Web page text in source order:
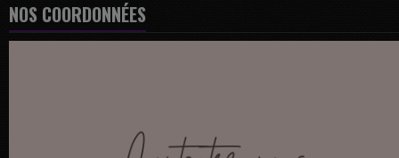
NOS COORDONNÉES